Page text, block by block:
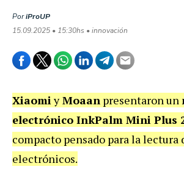
PoriProUP
15.09.2025 • 15:30hs • innovación
XiaomiyMoaan presentaron un
electrónico InkPalm Mini Plus
compacto pensado para la lectura
electrónicos.